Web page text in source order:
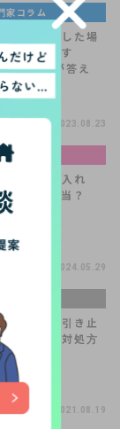
家コラム
問「自殺をした場
ております
FP関根が答え
2023.08.23
の基礎知識
は扶養に入れ
るって本当？
2024.05.29
険の解約。引き止
どうする？対処方
2021.08.19